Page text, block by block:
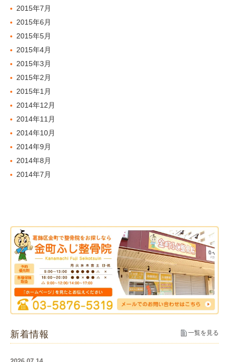
2015年7月
2015年6月
2015年5月
2015年4月
2015年3月
2015年2月
2015年1月
2014年12月
2014年11月
2014年10月
2014年9月
2014年8月
2014年7月
新着情報 一覧を見る